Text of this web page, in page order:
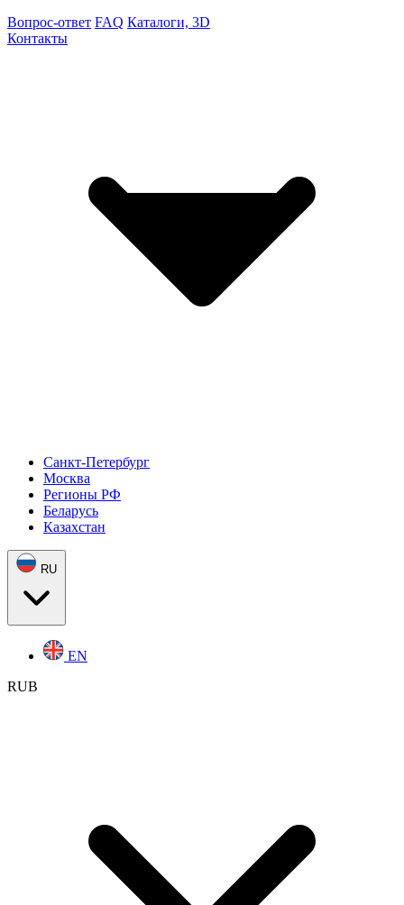
Вопрос-ответ FAQ Каталоги, 3D
Контакты
Санкт-Петербург
Москва
Регионы РФ
Беларусь
Казахстан
RU
EN
RUB